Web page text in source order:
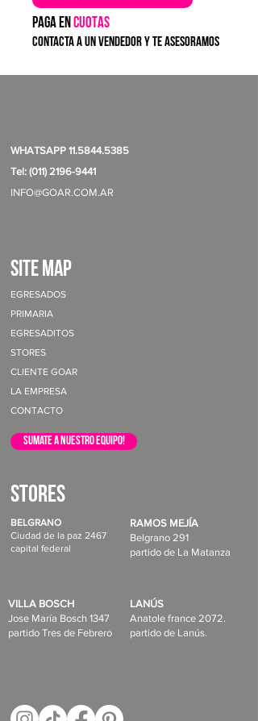
PAGA ENCUOTAS
contacta a un vendedor y te asesoramos
WHATSAPP 11.5844.5385
Tel: (011) 2196-9441
INFO@GOAR.COM.AR
site map
EGRESADOS
PRIMARIA
EGRESADITOS
STORES
CLIENTE GOAR
LA EMPRESA
CONTACTO
sumate a nuestro equipo!
STORES
BELGRANO
Ciudad de la paz 2467
capital federal
RAMOS MEJÍA
Belgrano 291
partido de La Matanza
VILLA BOSCH
Jose María Bosch 1347
partido Tres de Febrero
LANÚS
Anatole france 2072.
partido de Lanús.